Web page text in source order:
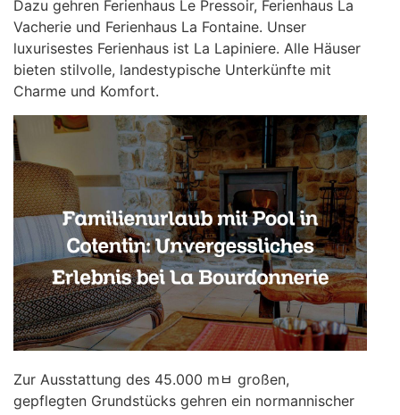
Dazu geh￶ren Ferienhaus Le Pressoir, Ferienhaus La
Vacherie und Ferienhaus La Fontaine. Unser
luxuri￶sestes Ferienhaus ist La Lapiniere. Alle Häuser
bieten stilvolle, landestypische Unterkünfte mit
Charme und Komfort.
Zur Ausstattung des 45.000 mﾲ großen,
gepflegten Grundstücks geh￶ren ein normannischer